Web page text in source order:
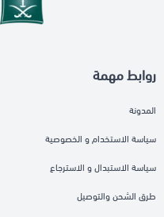
روابط مهمة
المدونة
سياسة الاستخدام و الخصوصية
سياسة الاستبدال و الاسترجاع
طرق الشحن والتوصيل